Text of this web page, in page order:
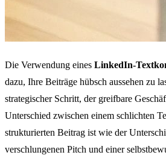
Die Verwendung eines LinkedIn-
dazu, Ihre Beiträge hübsch aussehen zu
strategischer Schritt, der greifbare
Unterschied zwischen einem schlichten
strukturierten Beitrag ist wie der
verschlungenen Pitch und einer